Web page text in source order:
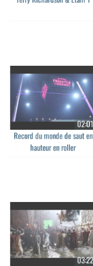
Terry Richardson & Etam 1
Record du monde de saut